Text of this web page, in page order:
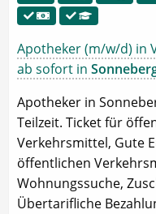
Apotheker (m/w/d) in
ab sofort in
Apotheker in
Teilzeit. Ticket für
Verkehrsmittel, Gute
öffentlichen
Wohnungssuche,
Übertarifliche